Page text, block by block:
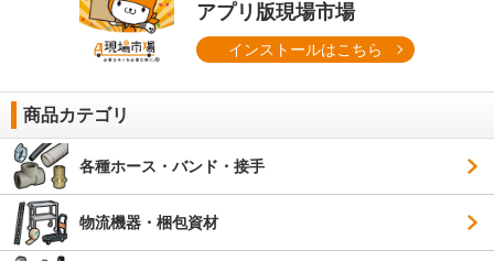
アプリ版現場市場
インストールはこちら
商品カテゴリ
各種ホース・バンド・接手
物流機器・梱包資材